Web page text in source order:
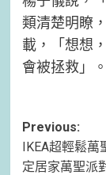
類清楚明瞭
載，「想想
會被拯救」。
Post
Previous:
IKEA超輕鬆萬
定居家萬聖派